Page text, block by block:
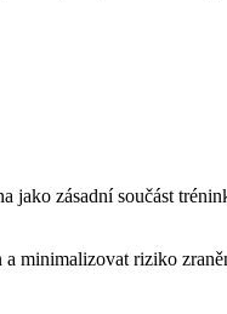
zásadní součást
minimalizovat riziko